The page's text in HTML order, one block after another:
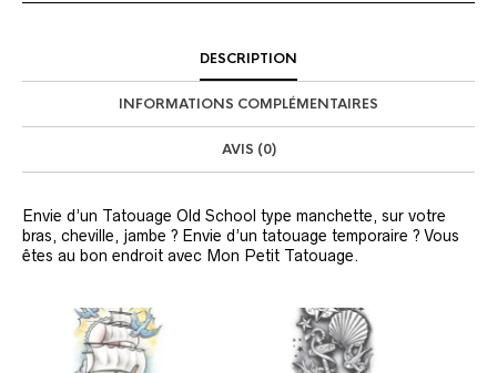
DESCRIPTION
INFORMATIONS COMPLÉMENTAIRES
AVIS (0)
Envie d’un Tatouage Old School type manchette, sur votre
bras, cheville, jambe ? Envie d’un tatouage temporaire ? Vous
êtes au bon endroit avec Mon Petit Tatouage.